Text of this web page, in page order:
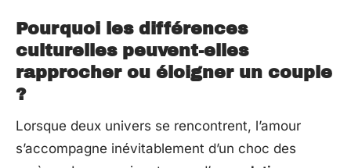
Pourquoi les différences
culturelles peuvent-elles
rapprocher ou éloigner un couple
?
Lorsque deux univers se rencontrent, l’amour
s’accompagne inévitablement d’un choc des